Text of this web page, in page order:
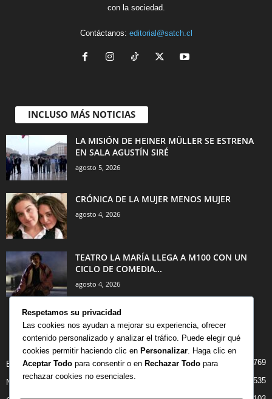
con la sociedad.
Contáctanos: editorial@satch.cl
INCLUSO MÁS NOTICIAS
LA MISIÓN DE HEINER MÜLLER SE ESTRENA
EN SALA AGUSTÍN SIRÉ
agosto 5, 2026
CRÓNICA DE LA MUJER MENOS MUJER
agosto 4, 2026
TEATRO LA MARÍA LLEGA A M100 CON UN
CICLO DE COMEDIA...
agosto 4, 2026
CATEGORÍA POPULAR
BIBLIOTECA 769
NOTICIAS 535
Respetamos su privacidad
Las cookies nos ayudan a mejorar su experiencia, ofrecer
contenido personalizado y analizar el tráfico. Puede elegir qué
cookies permitir haciendo clic en Personalizar . Haga clic en
Aceptar Todo para consentir o en Rechazar Todo para
rechazar cookies no esenciales.